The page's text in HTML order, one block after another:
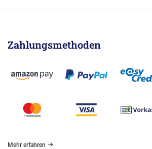
Zahlungsmethoden
Mehr erfahren